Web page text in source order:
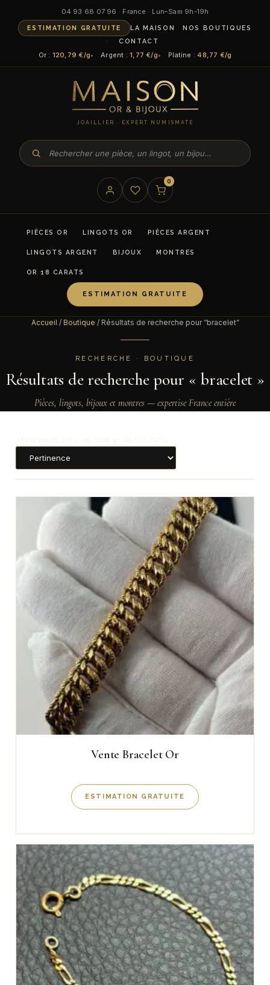
contenu
04 93 68 07 96 · France · Lun–Sam 9h-19h
ESTIMATION GRATUITE LA MAISON
NOS BOUTIQUES
CONTACT
Or : 120,79 €/g Argent :1,77 €/g Platine :48,77 €/g
JOAILLIER · EXPERT NUMISMATE
0
PIÈCES OR LINGOTS OR PIÈCES ARGENT
LINGOTS ARGENT BIJOUX MONTRES
OR 18 CARATS
ESTIMATION GRATUITE
Accueil / Boutique / Résultats de recherche pour “bracelet”
RECHERCHE · BOUTIQUE
Résultats de recherche pour « bracelet »
Pièces, lingots, bijoux et montres — expertise France entière
Vente Bracelet Or
ESTIMATION GRATUITE